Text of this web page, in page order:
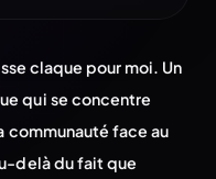
claque pour moi. Un
qui se concentre
communauté face au
delà du fait que